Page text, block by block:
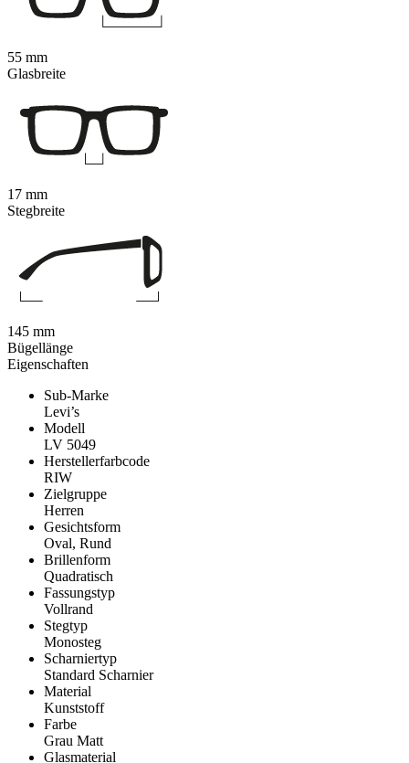
Eigenschaften
Sub-Marke
Levi’s
Modell
LV 5049
Herstellerfarbcode
RIW
Zielgruppe
Herren
Gesichtsform
Oval, Rund
Brillenform
Quadratisch
Fassungstyp
Vollrand
Stegtyp
Monosteg
Scharniertyp
Standard Scharnier
Material
Kunststoff
Farbe
Grau Matt
Glasmaterial
55 mm
Glasbreite
17 mm
Stegbreite
145 mm
Bügellänge